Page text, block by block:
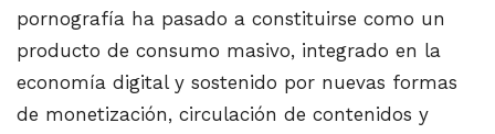
pornografía ha pasado a constituirse como un
producto de consumo masivo, integrado en la
economía digital y sostenido por nuevas formas
de monetización, circulación de contenidos y